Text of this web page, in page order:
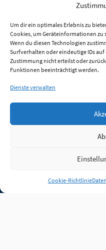
Um dir ein optimales Erlebnis zu
Cookies, um Geräteinformationen
Wenn du diesen Technologien
Surfverhalten oder eindeutige IDs
Zustimmung nicht erteilst oder
Funktionen beeinträchtigt werden.
Dienste verwalten
Cookie-Richtlinie
Anmelden
Jobs Partner